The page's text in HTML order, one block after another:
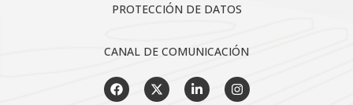
PROTECCIÓN DE DATOS
CANAL DE COMUNICACIÓN